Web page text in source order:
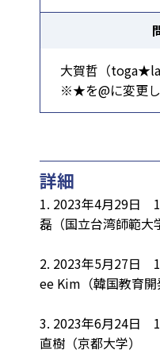
大賀哲（
※★を@に変更し
詳細
1. 2023年4月29日
磊（国立台湾師範大
2. 2023年5月27日
ee Kim（韓国教育開
3. 2023年6月24日
直樹（京都大学）